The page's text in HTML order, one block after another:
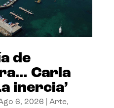
de
Carla
inercia’
6, 2026 Arte,